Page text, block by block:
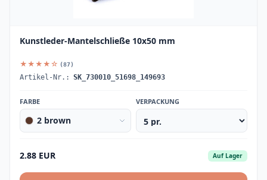
Kunstleder-Mantelschließe 10x50 mm
★★★★☆ (87)
Artikel-Nr.: SK_730010_51698_149693
FARBE
2 brown
VERPACKUNG
2.88 EUR Auf Lager